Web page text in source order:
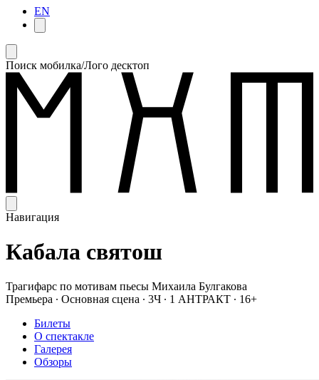
EN
Поиск мобилка/Лого десктоп
Навигация
Кабала святош
Трагифарс по мотивам пьесы Михаила Булгакова
Премьера ∙ Основная сцена ∙ 3Ч ∙ 1 АНТРАКТ ∙ 16+
Билеты
О спектакле
Галерея
Обзоры